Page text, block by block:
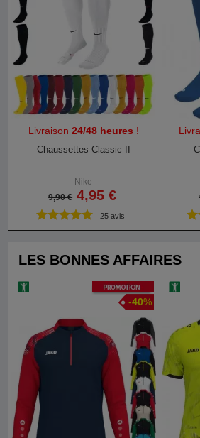
Livraison 24/48 heures !
Chaussettes Classic II
Nike
9,90 € 4,95 €
25 avis
LES BONNES AFFAIRES
Promotion
-40%